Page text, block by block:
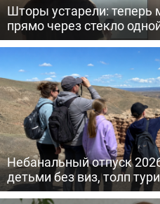
Шторы устарели:
прямо через стекло
Небанальный отпуск
детьми без виз, толп